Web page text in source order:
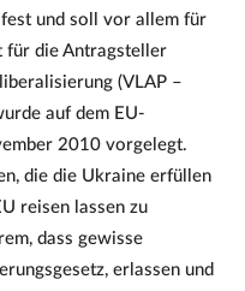
und soll vor allem für
für die Antragsteller
(VLAP –
auf dem EU-
2010 vorgelegt.
die die Ukraine erfüllen
reisen lassen zu
dass gewisse
erlassen und